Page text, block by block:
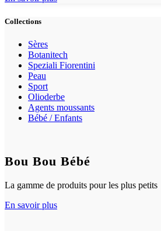
Collections
Sères
Botanitech
Speziali Fiorentini
Peau
Sport
Olioderbe
Agents moussants
Bébé / Enfants
Bou Bou Bébé
La gamme de produits pour les plus petits
En savoir plus